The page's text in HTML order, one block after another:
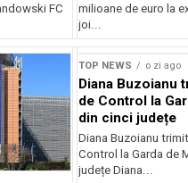
FC
milioane de euro la
joi...
TOP NEWS o zi ago
Diana Buzoianu
de Control la
din cinci județe
Diana Buzoianu
Control la Garda de
județe Diana...